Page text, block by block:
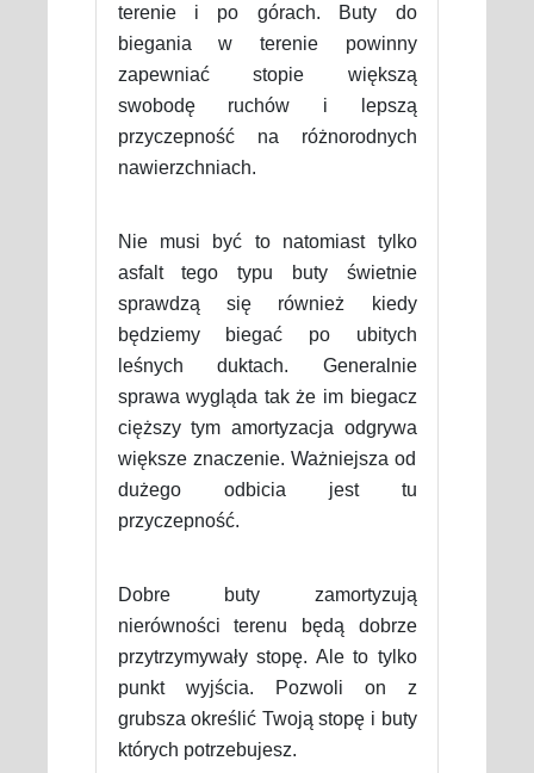
terenie i po górach. Buty do
biegania w terenie powinny
zapewniać stopie większą
swobodę ruchów i lepszą
przyczepność na różnorodnych
nawierzchniach.
Nie musi być to natomiast tylko
asfalt tego typu buty świetnie
sprawdzą się również kiedy
będziemy biegać po ubitych
leśnych duktach. Generalnie
sprawa wygląda tak że im biegacz
cięższy tym amortyzacja odgrywa
większe znaczenie. Ważniejsza od
dużego odbicia jest tu
przyczepność.
Dobre buty zamortyzują
nierówności terenu będą dobrze
przytrzymywały stopę. Ale to tylko
punkt wyjścia. Pozwoli on z
grubsza określić Twoją stopę i buty
których potrzebujesz.